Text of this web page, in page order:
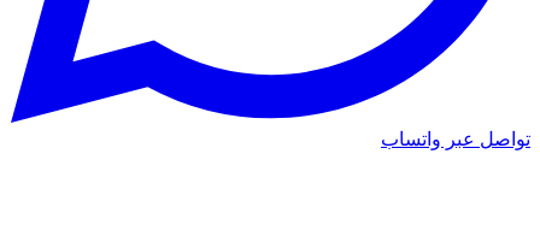
تواصل عبر واتساب